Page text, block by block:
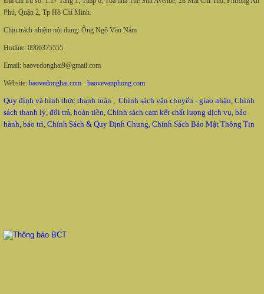
Phú, Quận 2, Tp Hồ Chí Minh.
Chịu trách nhiệm nội dung: Ông Ngô Văn Năm
Hotline: 0966375555
Email: baovedonghai9@gmail.com
Website: baovedonghai.com - baovevanphong.com
Quy định và hình thức thanh toán Chính sách vận chuyển - giao nhận Chính
sách thanh lý, đổi trả, hoàn tiền Chính sách cam kết chất lượng dịch vụ, bảo
hành, bảo trì Chính Sách & Quy Định Chung Chính Sách Bảo Mật Thông Tin